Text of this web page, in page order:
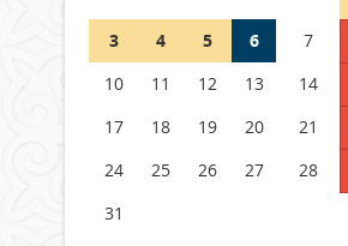
Германия аптап ыстыққа
бастады
04 тамыз 2026 ж.
3
4 5 6 7
10
11 12 13 14
17
18 19 20 21
24
25 26 27 28
31